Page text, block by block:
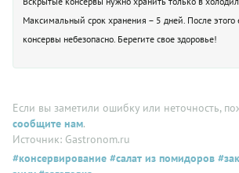
Максимальный срок хранения – 5 дней. После этого
консервы небезопасно. Берегите свое здоровье!
Если вы заметили ошибку или неточность,
сообщите нам.
Источник: Gastronom.ru
#консервирование #салат из помидоров